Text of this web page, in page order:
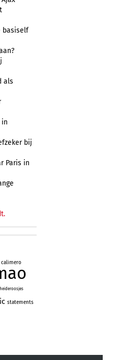
basiself
als
in
bij
Paris in
calimero
heideroosjes
statements